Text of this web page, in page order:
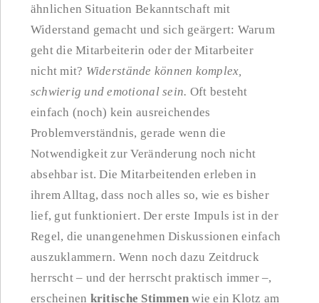
ähnlichen Situation Bekanntschaft mit
Widerstand gemacht und sich geärgert: Warum
geht die Mitarbeiterin oder der Mitarbeiter
nicht mit? Widerstände können komplex,
schwierig und emotional sein. Oft besteht
einfach (noch) kein ausreichendes
Problemverständnis, gerade wenn die
Notwendigkeit zur Veränderung noch nicht
absehbar ist. Die Mitarbeitenden erleben in
ihrem Alltag, dass noch alles so, wie es bisher
lief, gut funktioniert. Der erste Impuls ist in der
Regel, die unangenehmen Diskussionen einfach
auszuklammern. Wenn noch dazu Zeitdruck
herrscht – und der herrscht praktisch immer –,
erscheinen kritische Stimmen wie ein Klotz am